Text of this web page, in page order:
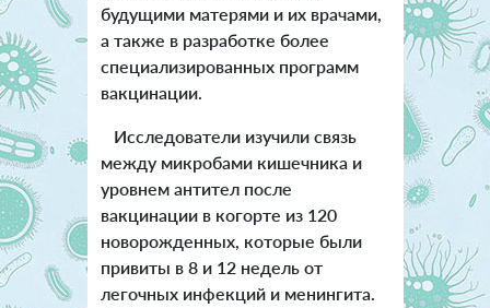
будущими матерями и их врачами,
а также в разработке более
специализированных программ
вакцинации.
Исследователи изучили связь
между микробами кишечника и
уровнем антител после
вакцинации в когорте из 120
новорожденных, которые были
привиты в 8 и 12 недель от
легочных инфекций и менингита.